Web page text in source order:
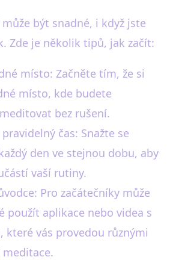
být snadné, i když jste
Zde je několik tipů, jak začít:
místo: Začněte tím, že si
místo, kde budete
bez rušení.
čas: Snažte se
den ve stejnou dobu, aby
vaší rutiny.
Pro začátečníky může
použít aplikace nebo videa s
které vás provedou různými